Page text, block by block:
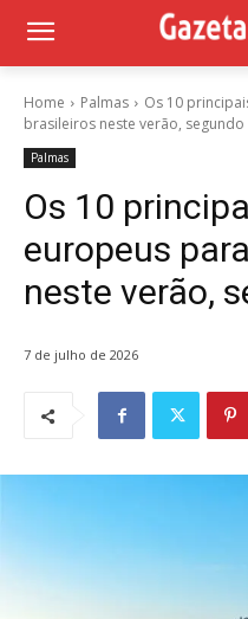
Home Palmas
Os 10
brasileiros neste verão, segundo
Palmas
Os 10
europeus
neste verão,
7 de julho de 2026